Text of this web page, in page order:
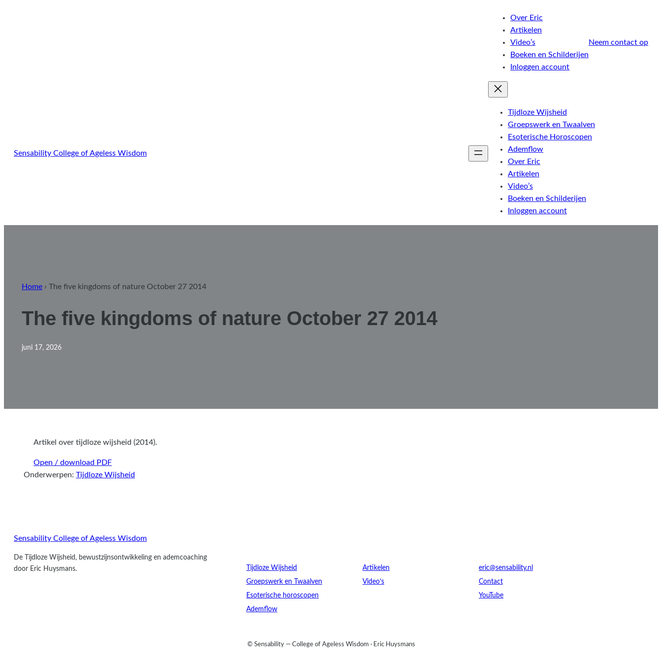
Over Eric
Artikelen
Video’s
Boeken en Schilderijen
Inloggen account
Neem contact op
Sensability College of Ageless Wisdom
Tijdloze Wijsheid
Groepswerk en Twaalven
Esoterische Horoscopen
Ademflow
Over Eric
Artikelen
Video’s
Boeken en Schilderijen
Inloggen account
Home › The five kingdoms of nature October 27 2014
The five kingdoms of nature October 27 2014
juni 17, 2026
Artikel over tijdloze wijsheid (2014).
Open / download PDF
Onderwerpen: Tijdloze Wijsheid
Sensability College of Ageless Wisdom
De Tijdloze Wijsheid, bewustzijnsontwikkeling en ademcoaching
door Eric Huysmans.
Tijdloze Wijsheid
Groepswerk en Twaalven
Esoterische horoscopen
Ademflow
Artikelen
Video’s
eric@sensability.nl
Contact
YouTube
© Sensability — College of Ageless Wisdom · Eric Huysmans